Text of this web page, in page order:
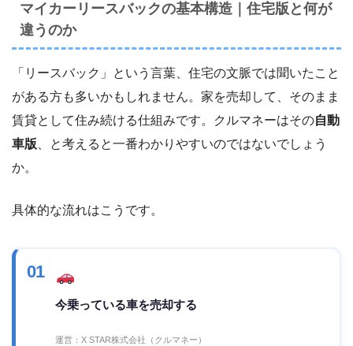
マイカーリースバックの基本構造｜住宅版と何が
違うのか
「リースバック」という言葉、住宅の文脈では聞いたこと
がある方も多いかもしれません。家を売却して、そのまま
賃貸として住み続ける仕組みです。クルマネーはその自動
車版 、と考えると一番わかりやすいのではないでしょう
か。
具体的な流れはこうです。
01
今乗っている車を売却する
運営：X STAR株式会社（クルマネー）